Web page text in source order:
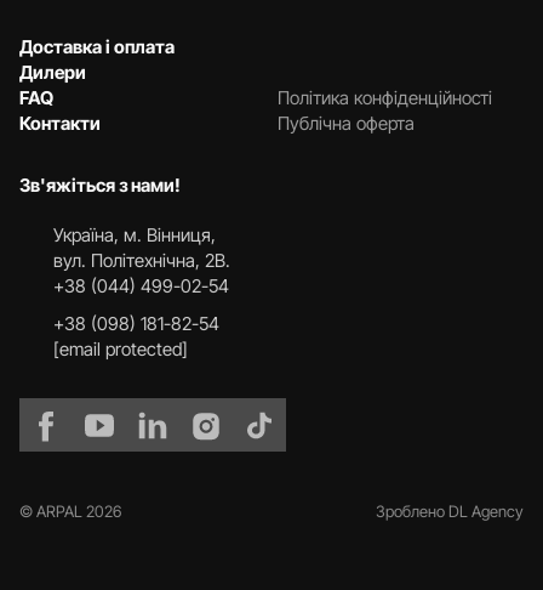
Доставка і оплата
Дилери
FAQ
Контакти
Політика конфіденційності
Публічна оферта
Зв'яжіться з нами!
Українa, м. Вінниця,
вул. Політехнічна, 2В.
+38 (044) 499-02-54
+38 (098) 181-82-54
[email protected]
© ARPAL 2026 Зроблено DL Agency